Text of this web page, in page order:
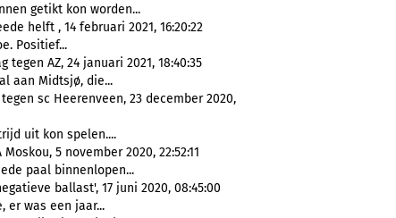
getikt kon worden...
helft , 14 februari 2021, 16:20:22
Positief...
AZ, 24 januari 2021, 18:40:35
aan Midtsjø, die...
sc Heerenveen, 23 december 2020,
uit kon spelen....
5 november 2020, 22:52:11
paal binnenlopen...
ballast', 17 juni 2020, 08:45:00
er was een jaar...